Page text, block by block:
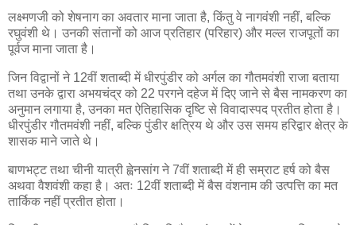
लक्ष्मणजी को शेषनाग का अवतार माना जाता है, किंतु वे नागवंशी नहीं, बल्कि
रघुवंशी थे। उनकी संतानों को आज प्रतिहार (परिहार) और मल्ल राजपूतों का
पूर्वज माना जाता है।
जिन विद्वानों ने 12वीं शताब्दी में धीरपुंडीर को अर्गल का गौतमवंशी राजा बताया
तथा उनके द्वारा अभयचंद्र को 22 परगने दहेज में दिए जाने से बैस नामकरण का
अनुमान लगाया है, उनका मत ऐतिहासिक दृष्टि से विवादास्पद प्रतीत होता है।
धीरपुंडीर गौतमवंशी नहीं, बल्कि पुंडीर क्षत्रिय थे और उस समय हरिद्वार क्षेत्र के
शासक माने जाते थे।
बाणभट्ट तथा चीनी यात्री ह्वेनसांग ने 7वीं शताब्दी में ही सम्राट हर्ष को बैस
अथवा वैशवंशी कहा है। अतः 12वीं शताब्दी में बैस वंशनाम की उत्पत्ति का मत
तार्किक नहीं प्रतीत होता।